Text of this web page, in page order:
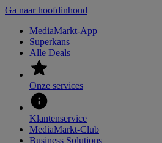
Ga naar hoofdinhoud
MediaMarkt-App
Superkans
Alle Deals
Onze services
Klantenservice
MediaMarkt-Club
Business Solutions